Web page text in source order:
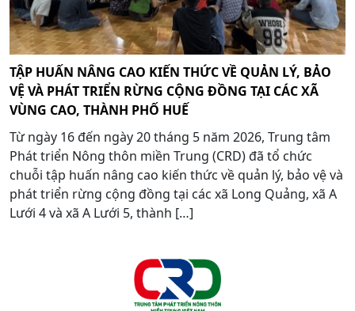
TẬP HUẤN NÂNG CAO KIẾN THỨC VỀ QUẢN LÝ, BẢO
VỆ VÀ PHÁT TRIỂN RỪNG CỘNG ĐỒNG TẠI CÁC XÃ
VÙNG CAO, THÀNH PHỐ HUẾ
Từ ngày 16 đến ngày 20 tháng 5 năm 2026, Trung tâm
Phát triển Nông thôn miền Trung (CRD) đã tổ chức
chuỗi tập huấn nâng cao kiến thức về quản lý, bảo vệ và
phát triển rừng cộng đồng tại các xã Long Quảng, xã A
Lưới 4 và xã A Lưới 5, thành […]